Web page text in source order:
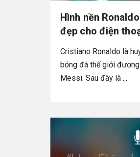
Hình nền
đẹp cho điện
Cristiano Ronaldo là
bóng đá thế giới
Messi. Sau đây là ...